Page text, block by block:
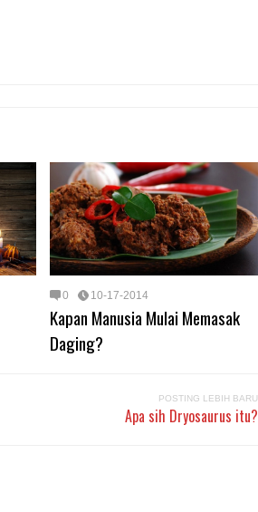
0 10-17-2014
Kapan Manusia Mulai Memasak
Daging?
POSTING LEBIH BARU
Apa sih Dryosaurus itu?